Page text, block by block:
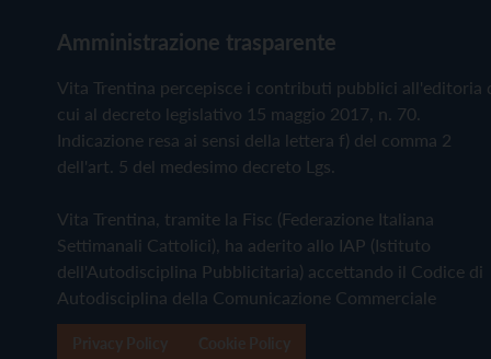
Amministrazione trasparente
Vita Trentina percepisce i contributi pubblici all'editoria
cui al decreto legislativo 15 maggio 2017, n. 70.
Indicazione resa ai sensi della lettera f) del comma 2
dell'art. 5 del medesimo decreto Lgs.
Vita Trentina, tramite la Fisc (Federazione Italiana
Settimanali Cattolici), ha aderito allo IAP (Istituto
dell'Autodisciplina Pubblicitaria) accettando il Codice di
Autodisciplina della Comunicazione Commerciale